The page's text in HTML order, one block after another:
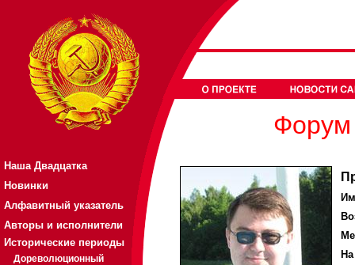
Наша Двадцатка
Новинки
Алфавитный указатель
Авторы и исполнители
Исторические периоды
Дореволюционный
Форум